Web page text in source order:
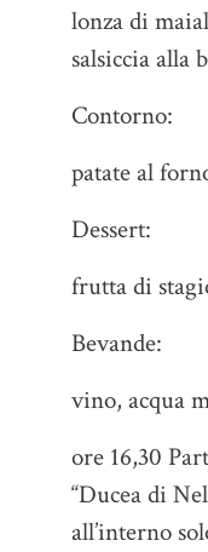
lonza di
salsiccia alla
Contorno:
patate al
Dessert:
frutta di
Bevande:
vino, acqua
ore 16,30
“Ducea di
all’interno